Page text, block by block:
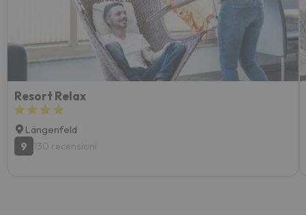
Resort Relax
Längenfeld
9
130 recensioni